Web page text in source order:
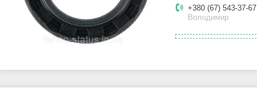
+380 (67) 543-37-67
Володимир